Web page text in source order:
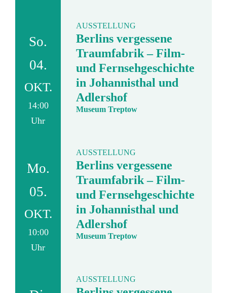
So.
04.
OKT.
14:00
Uhr
AUSSTELLUNG
Berlins vergessene
Traumfabrik – Film-
und Fernsehgeschichte
in Johannisthal und
Adlershof
Museum Treptow
Mo.
05.
OKT.
10:00
Uhr
AUSSTELLUNG
Berlins vergessene
Traumfabrik – Film-
und Fernsehgeschichte
in Johannisthal und
Adlershof
Museum Treptow
AUSSTELLUNG